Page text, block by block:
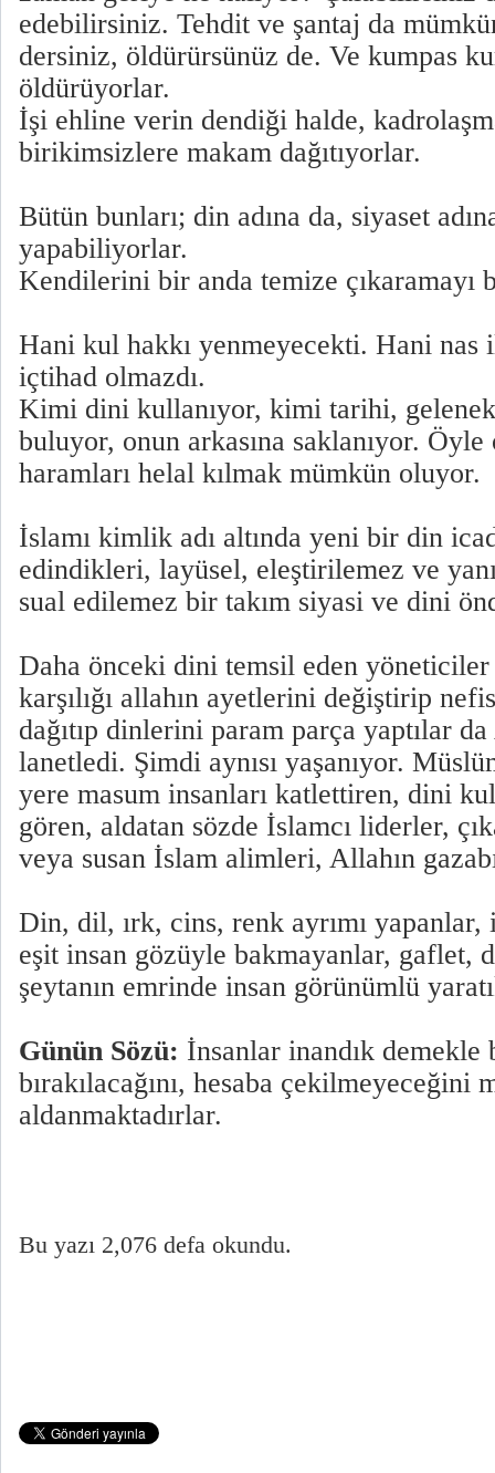
edebilirsiniz. Tehdit ve şantaj da
dersiniz, öldürürsünüz de. Ve kumpas
öldürüyorlar.
İşi ehline verin dendiği halde,
birikimsizlere makam dağıtıyorlar.
Bütün bunları; din adına da, siyaset
yapabiliyorlar.
Kendilerini bir anda temize çıkaramayı
Hani kul hakkı yenmeyecekti. Hani nas
içtihad olmazdı.
Kimi dini kullanıyor, kimi tarihi,
buluyor, onun arkasına saklanıyor.
haramları helal kılmak mümkün oluyor.
İslamı kimlik adı altında yeni bir din
edindikleri, layüsel, eleştirilemez ve
sual edilemez bir takım siyasi ve dini
Daha önceki dini temsil eden
karşılığı allahın ayetlerini değiştirip
dağıtıp dinlerini param parça yaptılar
lanetledi. Şimdi aynısı yaşanıyor.
yere masum insanları katlettiren, dini
gören, aldatan sözde İslamcı liderler,
veya susan İslam alimleri, Allahın
Din, dil, ırk, cins, renk ayrımı yapanlar,
eşit insan gözüyle bakmayanlar, gaflet,
şeytanın emrinde insan görünümlü
Günün Sözü: İnsanlar inandık demekle
bırakılacağını, hesaba çekilmeyeceğini
aldanmaktadırlar.
Bu yazı 2,076 defa okundu.